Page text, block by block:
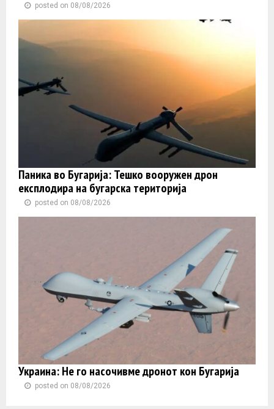
posted on 08/08/2026
Паника во Бугарија: Тешко вооружен дрон
експлодира на бугарска територија
posted on 08/08/2026
Украина: Не го насочивме дронот кон Бугарија
posted on 08/08/2026